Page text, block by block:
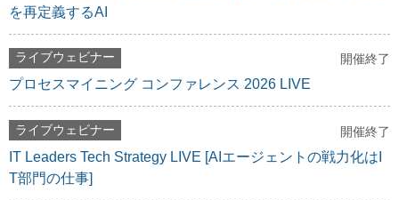
を再定義するAI
ライブウェビナー 開催終了
プロセスマイニング コンファレンス 2026 LIVE
ライブウェビナー 開催終了
IT Leaders Tech Strategy LIVE [AIエージェントの戦力化はI
T部門の仕事]